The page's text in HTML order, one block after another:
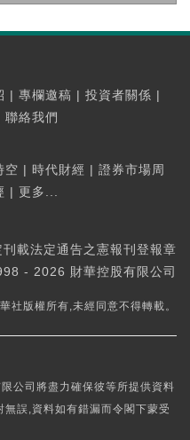
| 專欄邀稿 | 投資者關係 |
聯絡我們
空 | 時代財經 | 證券市場周
| 更多...
載法定通告之憲報刊登報章
- 2026 財華控股有限公司
社版權所有,未經同意不得轉載。
公司將盡力確保彼等所提供資料
誤,資料如有錯漏而令閣下蒙受